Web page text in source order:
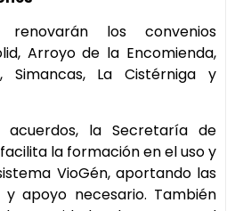
renovarán los convenios
Arroyo de la Encomienda,
Simancas, La Cistérniga y
la Secretaría de
la formación en el uso y
VioGén, aportando las
apoyo necesario. También